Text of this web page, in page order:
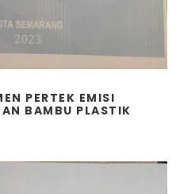
PERTEK EMISI
BAMBU PLASTIK